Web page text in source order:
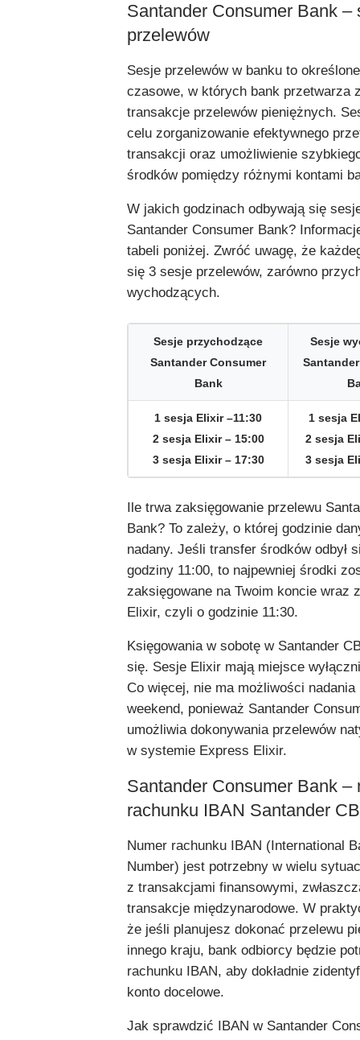
Santander Consumer Bank –
przelewów
Sesje przelewów w banku to
czasowe, w których bank przetwarza
transakcje przelewów pieniężnych.
celu zorganizowanie efektywnego
transakcji oraz umożliwienie
środków pomiędzy różnymi kontami
W jakich godzinach odbywają się
Santander Consumer Bank?
tabeli poniżej. Zwróć uwagę, że
się 3 sesje przelewów, zarówno
wychodzących.
Sesje przychodzące
Santander Consumer
Bank
Sesje
1 sesja Elixir –11:30
2 sesja Elixir – 15:00
3 sesja Elixir – 17:30
1 sesja
2 sesja
3 sesja
Ile trwa zaksięgowanie przelewu
Bank? To zależy, o której godzinie
nadany. Jeśli transfer środków odbył
godziny 11:00, to najpewniej środki
zaksięgowane na Twoim koncie wraz
Elixir, czyli o godzinie 11:30.
Księgowania w sobotę w Santander
się. Sesje Elixir mają miejsce
Co więcej, nie ma możliwości nadania
weekend, ponieważ Santander
umożliwia dokonywania przelewów
w systemie Express Elixir.
Santander Consumer Bank –
rachunku IBAN Santander CB
Numer rachunku IBAN (International
Number) jest potrzebny w wielu
z transakcjami finansowymi,
transakcje międzynarodowe. W
że jeśli planujesz dokonać przelewu
innego kraju, bank odbiorcy będzie
rachunku IBAN, aby dokładnie
konto docelowe.
Jak sprawdzić IBAN w Santander